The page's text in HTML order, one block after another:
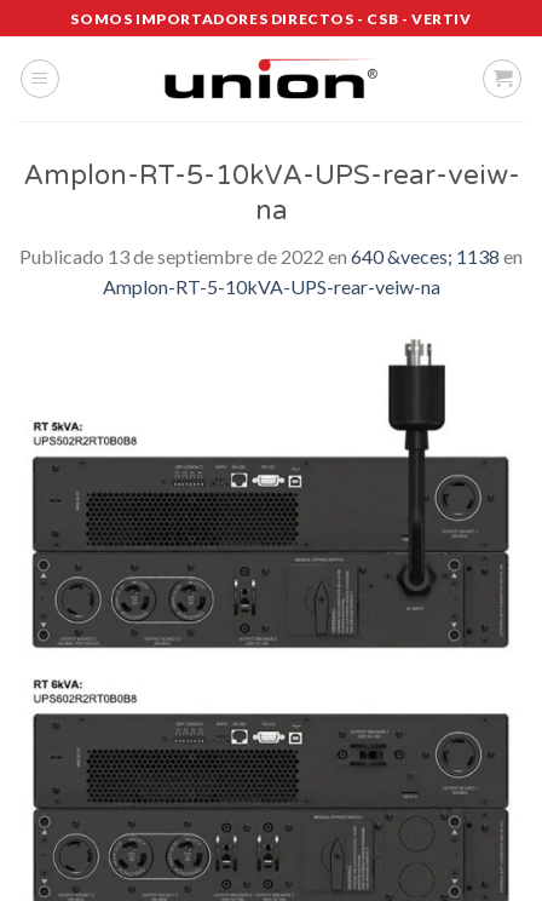
al
contenido
SOMOS IMPORTADORES DIRECTOS - CSB - VERTIV
Amplon-RT-5-10kVA-UPS-rear-veiw-
na
Publicado 13 de septiembre de 2022 en 640 &veces; 1138 en
Amplon-RT-5-10kVA-UPS-rear-veiw-na